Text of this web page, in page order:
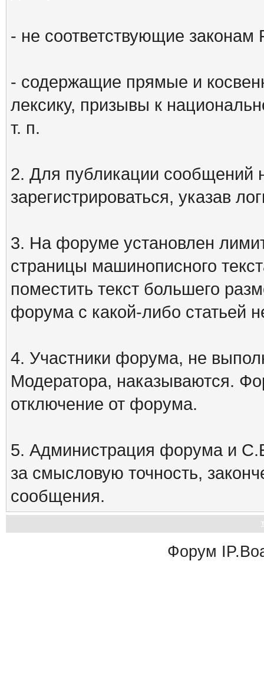
- не соответствующие законам
- содержащие прямые и
лексику, призывы к
т. п.
2. Для публикации сообщений
зарегистрироваться, указав
3. На форуме установлен
страницы машинописного
поместить текст большего
форума с какой-либо статьей
4. Участники форума, не
Модератора, наказываются.
отключение от форума.
5. Администрация форума и
за смысловую точность,
сообщения.
Форум